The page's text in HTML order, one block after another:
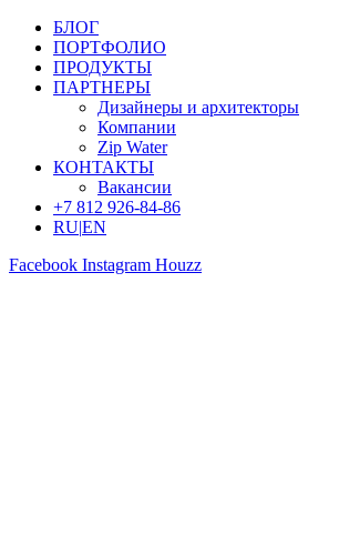
БЛОГ
ПОРТФОЛИО
ПРОДУКТЫ
ПАРТНЕРЫ
Дизайнеры и архитекторы
Компании
Zip Water
КОНТАКТЫ
Вакансии
+7 812 926-84-86
RU|EN
Facebook Instagram Houzz